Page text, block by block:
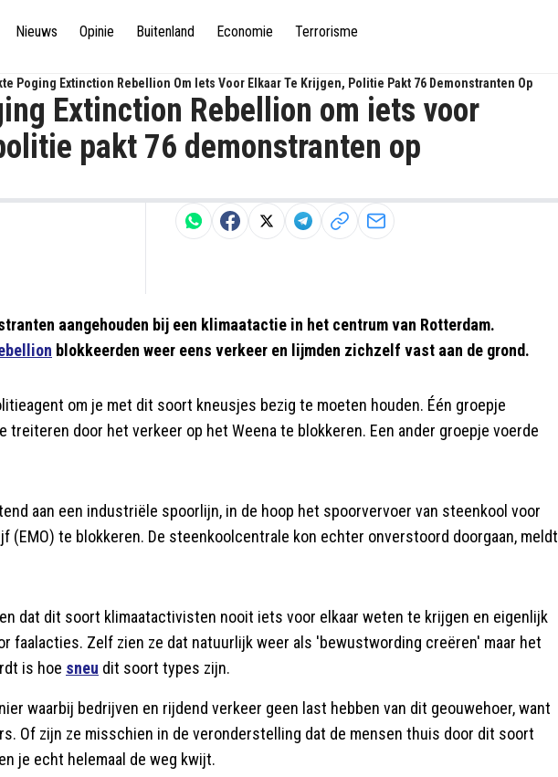
Nieuws Opinie Buitenland Economie Terrorisme
Poging Extinction Rebellion Om Iets Voor Elkaar Te Krijgen, Politie Pakt 76 Demonstranten Op
Extinction Rebellion om iets voor
pakt 76 demonstranten op
aangehouden bij een klimaatactie in het centrum van Rotterdam.
blokkeerden weer eens verkeer en lijmden zichzelf vast aan de grond.
om je met dit soort kneusjes bezig te moeten houden. Één groepje
door het verkeer op het Weena te blokkeren. Een ander groepje voerde
aan een industriële spoorlijn, in de hoop het spoorvervoer van steenkool voor
(EMO) te blokkeren. De steenkoolcentrale kon echter onverstoord doorgaan, meldt
dat dit soort klimaatactivisten nooit iets voor elkaar weten te krijgen en eigenlijk
faalacties. Zelf zien ze dat natuurlijk weer als 'bewustwording creëren' maar het
is hoe sneu dit soort types zijn.
waarbij bedrijven en rijdend verkeer geen last hebben van dit geouwehoer, want
Of zijn ze misschien in de veronderstelling dat de mensen thuis door dit soort
je echt helemaal de weg kwijt.